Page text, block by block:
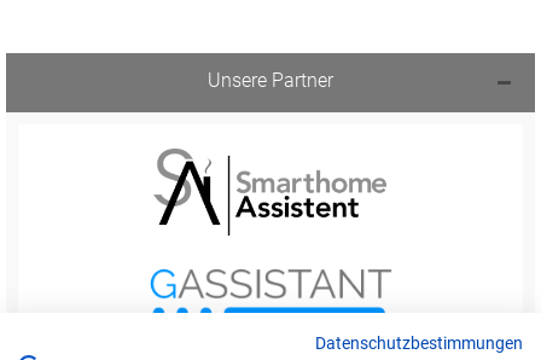
Unsere Partner
Datenschutzbestimmungen